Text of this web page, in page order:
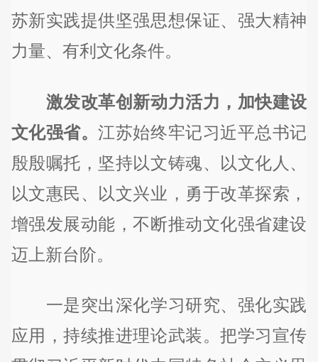
苏新实践提供坚强思想保证、强大精神
力量、有利文化条件。
激发改革创新动力活力，加快建设
文化强省。江苏始终牢记习近平总书记
殷殷嘱托，坚持以文铸魂、以文化人、
以文惠民、以文兴业，勇于改革探索，
增强发展动能，不断推动文化强省建设
迈上新台阶。
一是突出深化学习研究、强化实践
应用，持续推进理论武装。把学习宣传